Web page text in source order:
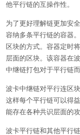
他平行链的互操作性。
为了更好理解链更加安
容纳多条平行链的容器
区块的方式。容器定时
层面的区块。该容器在
中继链打包对于平行链
波卡中继链对平行连区
这样每个平行链可以得
能存在各种共识层面的攻
波卡平行链和其他平行